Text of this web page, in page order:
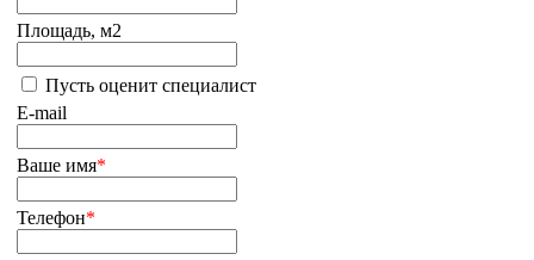
Площадь, м2
Пусть оценит специалист
E-mail
Ваше имя*
Телефон*